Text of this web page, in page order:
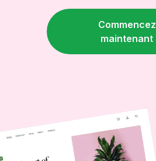
Commencez
maintenant